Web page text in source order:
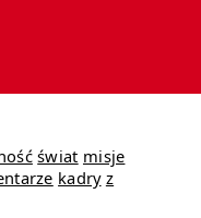
świat misje
kadry z